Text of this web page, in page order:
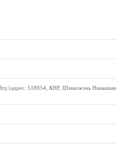
(адрес: 518054, КНР, Шэньчжэнь